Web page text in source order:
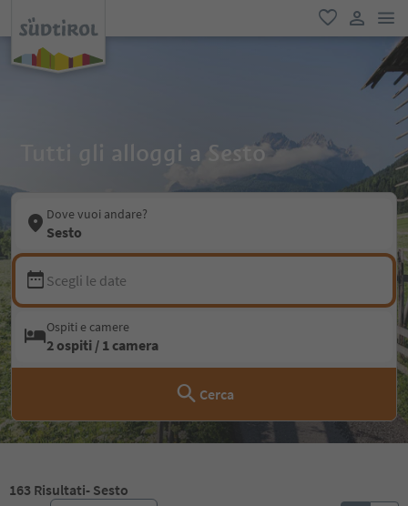
favoriti
user link
Tutti gli alloggi a Sesto
Dove vuoi andare?
Sesto
Scegli le date
Ospiti e camere
2 ospiti / 1 camera
Cerca
163 Risultati- Sesto